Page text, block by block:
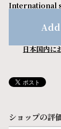
International
日本国内に
ショップの評